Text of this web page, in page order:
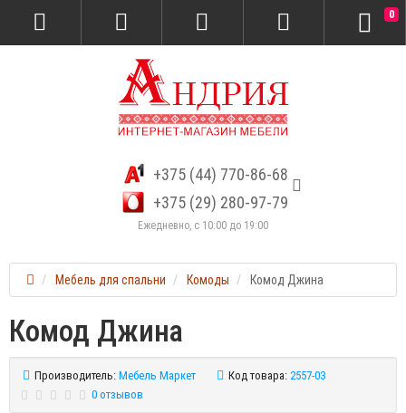
+375 (44) 770-86-68
+375 (29) 280-97-79
Ежедневно, с 10:00 до 19:00
0
Мебель для спальни Комоды Комод Джина
Комод Джина
Производитель: Мебель Маркет Код товара: 2557-03
0 отзывов